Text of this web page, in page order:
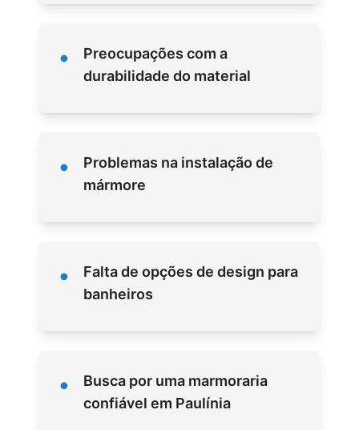
•
Preocupações com a
durabilidade do material
•
Problemas na instalação de
mármore
•
Falta de opções de design para
banheiros
•
Busca por uma marmoraria
confiável em Paulínia